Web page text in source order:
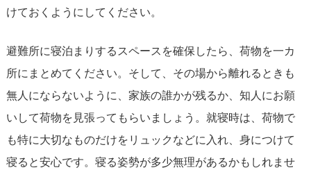
けておくようにしてください。
避難所に寝泊まりするスペースを確保したら、荷物を一カ
所にまとめてください。そして、その場から離れるときも
無人にならないように、家族の誰かが残るか、知人にお願
いして荷物を見張ってもらいましょう。就寝時は、荷物で
も特に大切なものだけをリュックなどに入れ、身につけて
寝ると安心です。寝る姿勢が多少無理があるかもしれませ